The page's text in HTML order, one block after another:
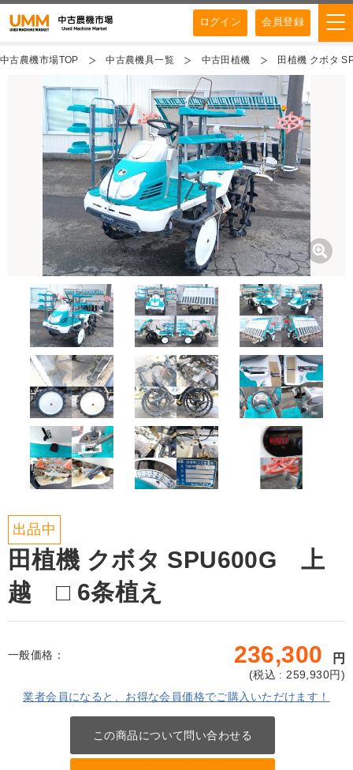
ログイン 会員登録
中古農機市場TOP 中古農機具一覧 中古田植機 田植機 クボタ
出品中
田植機 クボタ SPU600G 上
越 □ 6条植え
一般価格： 236,300 円
(税込 : 259,930円)
業者会員になると、お得な会員価格でご購入いただけます！
この商品について問い合わせる